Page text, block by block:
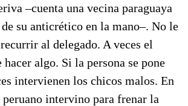
–cuenta una vecina paraguaya
su anticrético en la mano–. No le
al delegado. A veces el
hacer algo. Si la persona se pone
intervienen los chicos malos. En
intervino para frenar la